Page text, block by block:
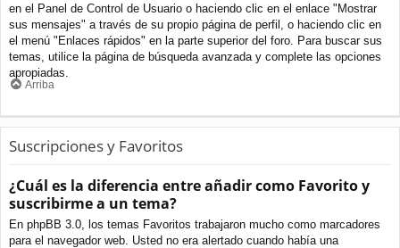
en el Panel de Control de Usuario o haciendo clic en el enlace "Mostrar
sus mensajes" a través de su propio página de perfil, o haciendo clic en
el menú "Enlaces rápidos" en la parte superior del foro. Para buscar sus
temas, utilice la página de búsqueda avanzada y complete las opciones
apropiadas.
Arriba
Suscripciones y Favoritos
¿Cuál es la diferencia entre añadir como Favorito y
suscribirme a un tema?
En phpBB 3.0, los temas Favoritos trabajaron mucho como marcadores
para el navegador web. Usted no era alertado cuando había una